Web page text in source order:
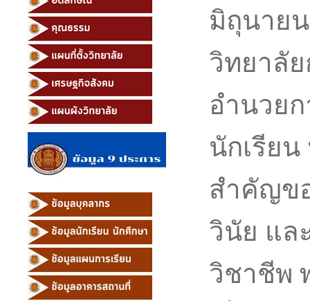
มิถุนาย
วิทยาลั
อำนวย
นักเรีย
สำคัญขอ
วินัย แล
วิชาชีพ